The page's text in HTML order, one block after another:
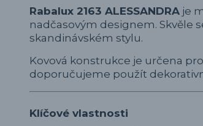
Rabalux 2163 ALESSANDRA je
nadčasovým designem. Skvěle
skandinávském stylu.
Kovová konstrukce je určena
doporučujeme použít
Klíčové vlastnosti